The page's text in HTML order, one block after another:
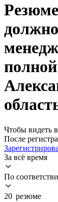
Чтобы видеть
После
За всё время
По
20 резюме